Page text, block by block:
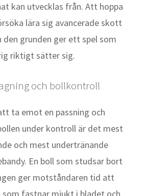
kan utvecklas från. Att hoppa
lära sig avancerade skott
den grunden ger ett spel som
riktigt sätter sig.
och bollkontroll
ta emot en passning och
under kontroll är det mest
och mest undertränande
En boll som studsar bort
ger motståndaren tid att